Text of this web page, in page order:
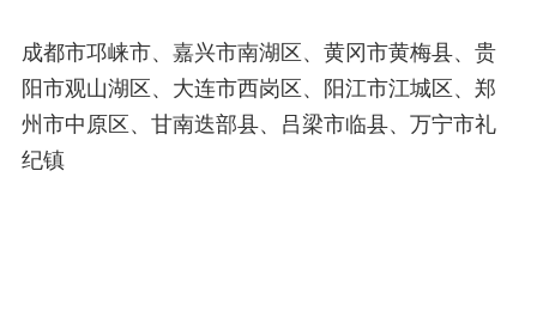
成都市邛崃市、嘉兴市南湖区、黄冈市黄梅县、贵
阳市观山湖区、大连市西岗区、阳江市江城区、郑
州市中原区、甘南迭部县、吕梁市临县、万宁市礼
纪镇